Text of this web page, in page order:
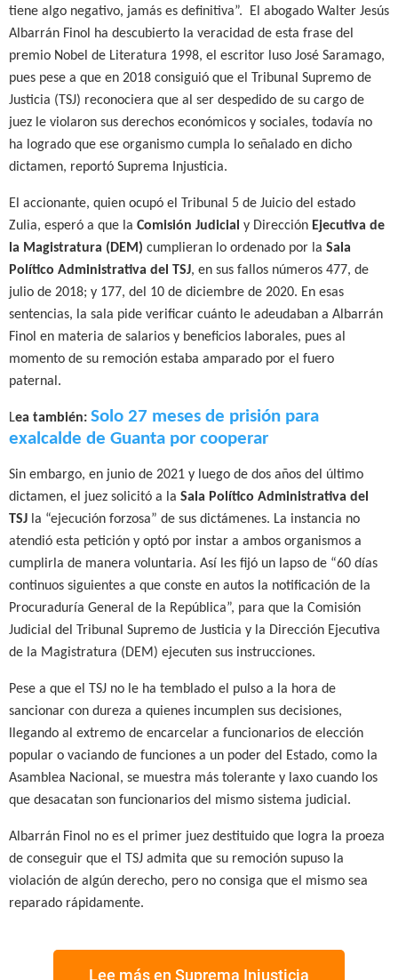
tiene algo negativo, jamás es definitiva”. El abogado Walter Jesús
Albarrán Finol ha descubierto la veracidad de esta frase del
premio Nobel de Literatura 1998, el escritor luso José Saramago,
pues pese a que en 2018 consiguió que el
Tribunal Supremo de
Justicia (TSJ) reconociera que al ser despedido de su cargo de
juez le violaron sus derechos económicos y sociales, todavía no
ha logrado que ese organismo cumpla lo señalado en dicho
dictamen, reportó Suprema Injusticia.
El accionante, quien ocupó el Tribunal 5 de Juicio del estado
Zulia, esperó a que la Comisión Judicial y Dirección Ejecutiva de
la Magistratura (DEM) cumplieran lo ordenado por la Sala
Político Administrativa del TSJ, en sus fallos números 477, de
julio de 2018; y 177, del 10 de diciembre de 2020. En esas
sentencias, la sala pide verificar cuánto le adeudaban a Albarrán
Finol en materia de salarios y beneficios laborales, pues al
momento de su remoción estaba amparado por el fuero
paternal.
Lea también: Solo 27 meses de prisión para
exalcalde de Guanta por cooperar
Sin embargo, en junio de 2021 y luego de dos años del último
dictamen, el juez solicitó a la Sala Político Administrativa del
TSJ la “ejecución forzosa” de sus dictámenes. La instancia no
atendió esta petición y optó por instar a ambos organismos a
cumplirla de manera voluntaria. Así les fijó un lapso de “60 días
continuos siguientes a que conste en autos la notificación de la
Procuraduría General de la República”, para que la Comisión
Judicial del Tribunal Supremo de Justicia y la Dirección Ejecutiva
de la Magistratura (DEM) ejecuten sus instrucciones.
Pese a que el TSJ no le ha temblado el pulso a la hora de
sancionar con dureza a quienes incumplen sus decisiones,
llegando al extremo de encarcelar a funcionarios de elección
popular o vaciando de funciones a un poder del Estado, como la
Asamblea Nacional, se muestra más tolerante y laxo cuando los
que desacatan son funcionarios del mismo sistema judicial.
Albarrán Finol no es el primer juez destituido que logra la proeza
de conseguir que el TSJ admita que su remoción supuso la
violación de algún derecho, pero no consiga que el mismo sea
reparado rápidamente.
Lee más en Suprema Injusticia